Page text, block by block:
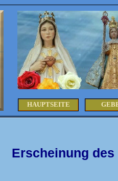
HAUPTSEITE
Erscheinung